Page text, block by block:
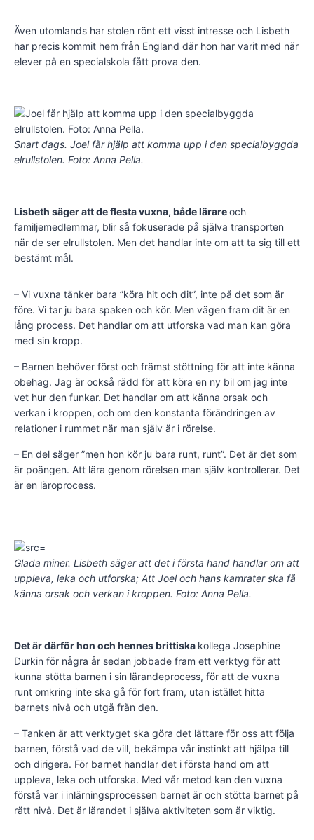
Även utomlands har stolen rönt ett visst intresse och Lisbeth
har precis kommit hem från England där hon har varit med när
elever på en specialskola fått prova den.
Snart dags. Joel får hjälp att komma upp i den specialbyggda
elrullstolen. Foto: Anna Pella.
Lisbeth säger att de flesta vuxna, både lärareoch
familjemedlemmar, blir så fokuserade på själva transporten
när de ser elrullstolen. Men det handlar inte om att ta sig till ett
bestämt mål.
– Vi vuxna tänker bara ”köra hit och dit”, inte på det som är
före. Vi tar ju bara spaken och kör. Men vägen fram dit är en
lång process. Det handlar om att utforska vad man kan göra
med sin kropp.
– Barnen behöver först och främst stöttning för att inte känna
obehag. Jag är också rädd för att köra en ny bil om jag inte
vet hur den funkar. Det handlar om att känna orsak och
verkan i kroppen, och om den konstanta förändringen av
relationer i rummet när man själv är i rörelse.
– En del säger ”men hon kör ju bara runt, runt”. Det är det som
är poängen. Att lära genom rörelsen man själv kontrollerar. Det
är en läroprocess.
Glada miner. Lisbeth säger att det i första hand handlar om att
uppleva, leka och utforska; Att Joel och hans kamrater ska få
känna orsak och verkan i kroppen. Foto: Anna Pella.
Det är därför hon och hennes brittiska kollega Josephine
Durkin för några år sedan jobbade fram ett verktyg för att
kunna stötta barnen i sin lärandeprocess, för att de vuxna
runt omkring inte ska gå för fort fram, utan istället hitta
barnets nivå och utgå från den.
– Tanken är att verktyget ska göra det lättare för oss att följa
barnen, förstå vad de vill, bekämpa vår instinkt att hjälpa till
och dirigera. För barnet handlar det i första hand om att
uppleva, leka och utforska. Med vår metod kan den vuxna
förstå var i inlärningsprocessen barnet är och stötta barnet på
rätt nivå. Det är lärandet i själva aktiviteten som är viktig.